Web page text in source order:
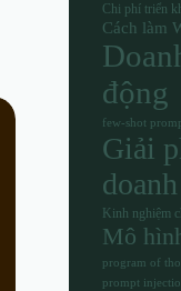
Chi phí triển
Cách làm
động
few-shot
Giải
Kinh nghiệm
Mô
program of
prompt